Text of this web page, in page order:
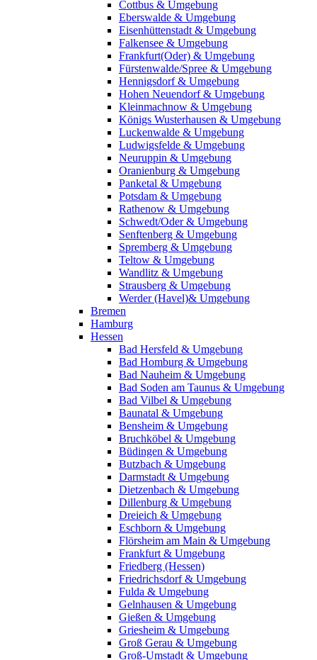
Cottbus & Umgebung
Eberswalde & Umgebung
Eisenhüttenstadt & Umgebung
Falkensee & Umgebung
Frankfurt(Oder) & Umgebung
Fürstenwalde/Spree & Umgebung
Hennigsdorf & Umgebung
Hohen Neuendorf & Umgebung
Kleinmachnow & Umgebung
Königs Wusterhausen & Umgebung
Luckenwalde & Umgebung
Ludwigsfelde & Umgebung
Neuruppin & Umgebung
Oranienburg & Umgebung
Panketal & Umgebung
Potsdam & Umgebung
Rathenow & Umgebung
Schwedt/Oder & Umgebung
Senftenberg & Umgebung
Spremberg & Umgebung
Teltow & Umgebung
Wandlitz & Umgebung
Strausberg & Umgebung
Werder (Havel)& Umgebung
Bremen
Hamburg
Hessen
Bad Hersfeld & Umgebung
Bad Homburg & Umgebung
Bad Nauheim & Umgebung
Bad Soden am Taunus & Umgebung
Bad Vilbel & Umgebung
Baunatal & Umgebung
Bensheim & Umgebung
Bruchköbel & Umgebung
Büdingen & Umgebung
Butzbach & Umgebung
Darmstadt & Umgebung
Dietzenbach & Umgebung
Dillenburg & Umgebung
Dreieich & Umgebung
Eschborn & Umgebung
Flörsheim am Main & Umgebung
Frankfurt & Umgebung
Friedberg (Hessen)
Friedrichsdorf & Umgebung
Fulda & Umgebung
Gelnhausen & Umgebung
Gießen & Umgebung
Griesheim & Umgebung
Groß Gerau & Umgebung
Groß-Umstadt & Umgebung